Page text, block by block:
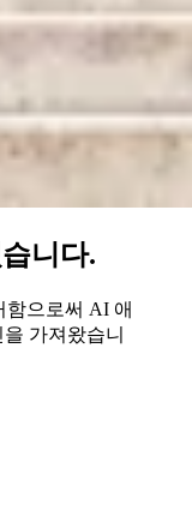
니다.
함으로써 AI 애
가져왔습니